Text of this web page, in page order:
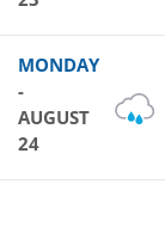
MONDAY
-
AUGUST
24